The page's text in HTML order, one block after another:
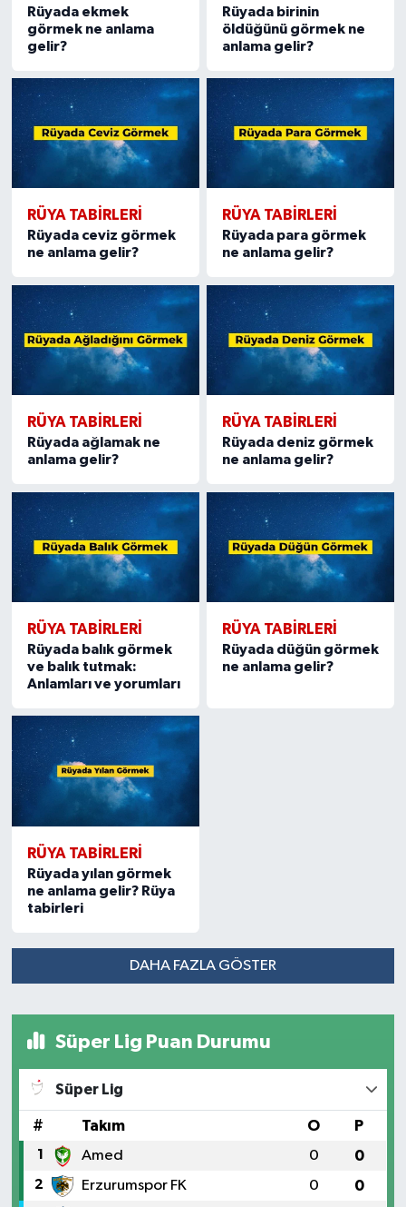
Rüyada ekmek
görmek ne anlama
gelir?
Rüyada birinin
öldüğünü görmek ne
anlama gelir?
RÜYA TABIRLERI
Rüyada ceviz görmek
ne anlama gelir?
RÜYA TABIRLERI
Rüyada para görmek
ne anlama gelir?
RÜYA TABIRLERI
Rüyada ağlamak ne
anlama gelir?
RÜYA TABIRLERI
Rüyada deniz görmek
ne anlama gelir?
RÜYA TABIRLERI
Rüyada balık görmek
ve balık tutmak:
Anlamları ve yorumları
RÜYA TABIRLERI
Rüyada düğün görmek
ne anlama gelir?
RÜYA TABIRLERI
Rüyada yılan görmek
ne anlama gelir? Rüya
tabirleri
DAHA FAZLA GÖSTER
Süper Lig Puan Durumu
Süper Lig
# Takım O P
1 Amed 0 0
2 Erzurumspor FK 0 0